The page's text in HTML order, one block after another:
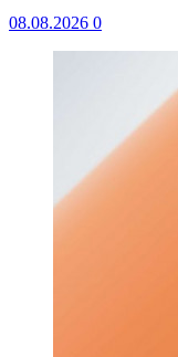
08.08.2026 0